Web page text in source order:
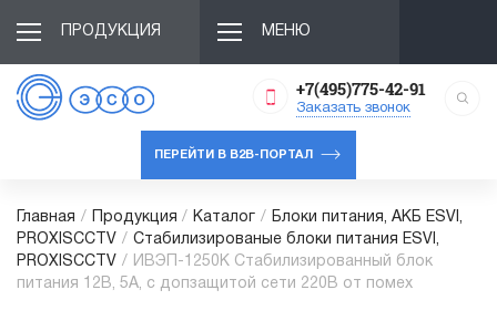
ПРОДУКЦИЯ МЕНЮ
+7(495)775-42-91
Заказать звонок
ПЕРЕЙТИ В B2B-ПОРТАЛ
Главная / Продукция / Каталог /
Блоки питания, АКБ ESVI,
PROXISCCTV / Cтабилизированые блоки питания ESVI,
PROXISCCTV /
ИВЭП-1250K Стабилизированный блок
питания 12В, 5А, с допзащитой сети 220В от помех